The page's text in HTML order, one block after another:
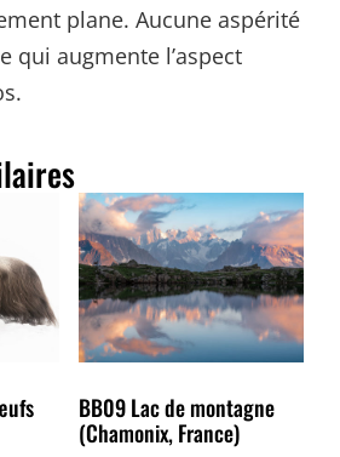
plane. Aucune aspérité
qui augmente l’aspect
BB09 Lac de montagne
(Chamonix, France)